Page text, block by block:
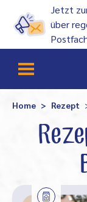
Jetzt
über
Home Rezept